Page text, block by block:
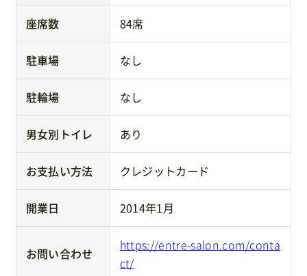
座席数 84席
駐車場 なし
駐輪場 なし
男女別トイレ あり
お支払い方法 クレジットカード
開業日 2014年1月
お問い合わせ
https://entre-salon.com/conta
ct/